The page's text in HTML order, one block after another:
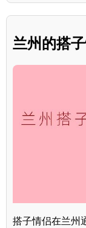
兰州的搭
搭子情侣在兰州